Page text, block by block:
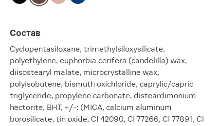
Состав
Cyclopentasiloxane, trimethylsiloxysilicate,
polyethylene, euphorbia cerifera (candelilla) wax,
diisostearyl malate, microcrystalline wax,
polyisobutene, bismuth oxichloride, caprylic/capric
triglyceride, propylene carbonate, disteardimonium
hectorite, BHT, +/-: (MICA, calcium aluminum
borosilicate, tin oxide, CI 42090, CI 77266, CI 77891, CI